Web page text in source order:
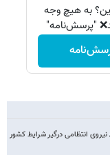
به هیچ وجه
"پرسش‌نامه"
انتظامی درگیر شرایط کشور